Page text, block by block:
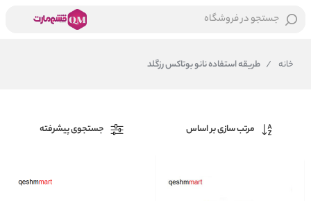
جستجو در فروشگاه
خانه / طریقه استفاده نانو بوتاکس رزگلد
مرتب سازی بر اساس جستجوی پیشرفته